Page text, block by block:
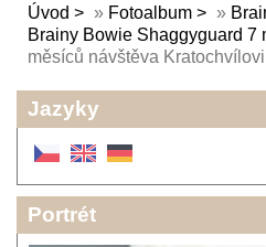
Úvod » Fotoalbum »
Brainy Bowie Shaggyguard 7
měsíců návštěva
Jazyky
Portrét